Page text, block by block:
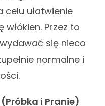
ułatwienie
Przez to
się nieco
normalne i
i Pranie)